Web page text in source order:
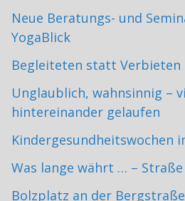
Neue Beratungs- und
YogaBlick
Begleiteten statt Verbieten
Unglaublich, wahnsinnig –
hintereinander gelaufen
Kindergesundheitswochen
Was lange währt … –
Bolzplatz an der